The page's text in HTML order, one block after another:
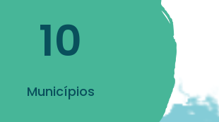
10
Municípios